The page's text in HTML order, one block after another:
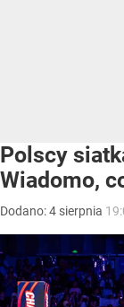
Polscy
Wiadomo,
Dodano:4 sierpnia